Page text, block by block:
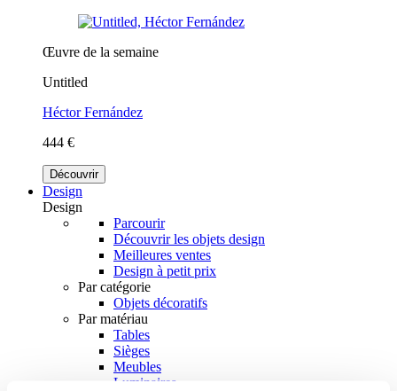
Œuvre de la semaine
Untitled
Héctor Fernández
444 €
Découvrir
Design
Design
Parcourir
Découvrir les objets design
Meilleures ventes
Design à petit prix
Par catégorie
Objets décoratifs
Par matériau
Tables
Sièges
Meubles
Luminaires